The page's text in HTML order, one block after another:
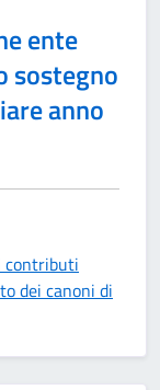
ente
sostegno
anno
contributi
dei canoni di